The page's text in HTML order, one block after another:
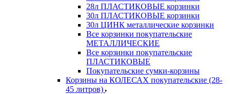
28л ПЛАСТИКОВЫЕ корзинки
30л ПЛАСТИКОВЫЕ корзинки
30л ЦИНК металлические корзинки
Все корзинки покупательские
МЕТАЛЛИЧЕСКИЕ
Все корзинки покупательские
ПЛАСТИКОВЫЕ
Покупательские сумки-корзины
Корзины на КОЛЕСАХ покупательские (28-
45 литров)